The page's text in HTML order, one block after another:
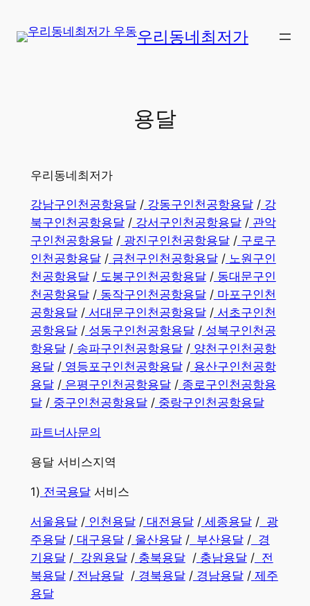
우리동네최저가
용달
우리동네최저가
강남구인천공항용달/ 강동구인천공항용달/ 강
북구인천공항용달/ 강서구인천공항용달/ 관악
구인천공항용달/ 광진구인천공항용달/ 구로구
인천공항용달/ 금천구인천공항용달/ 노원구인
천공항용달/ 도봉구인천공항용달/ 동대문구인
천공항용달/ 동작구인천공항용달/ 마포구인천
공항용달/ 서대문구인천공항용달/ 서초구인천
공항용달/ 성동구인천공항용달/ 성북구인천공
항용달/ 송파구인천공항용달/ 양천구인천공항
용달/ 영등포구인천공항용달/ 용산구인천공항
용달/ 은평구인천공항용달/ 종로구인천공항용
달/ 중구인천공항용달/ 중랑구인천공항용달
파트너사문의
용달 서비스지역
​1) 전국용달서비스
서울용달/ 인천용달/ 대전용달/ 세종용달/ 광
주용달/ 대구용달/ 울산용달/ 부산용달/ 경
기용달/ 강원용달/ 충북용달/ 충남용달/ 전
북용달/ 전남용달/ 경북용달/ 경남용달​ / 제주
용달